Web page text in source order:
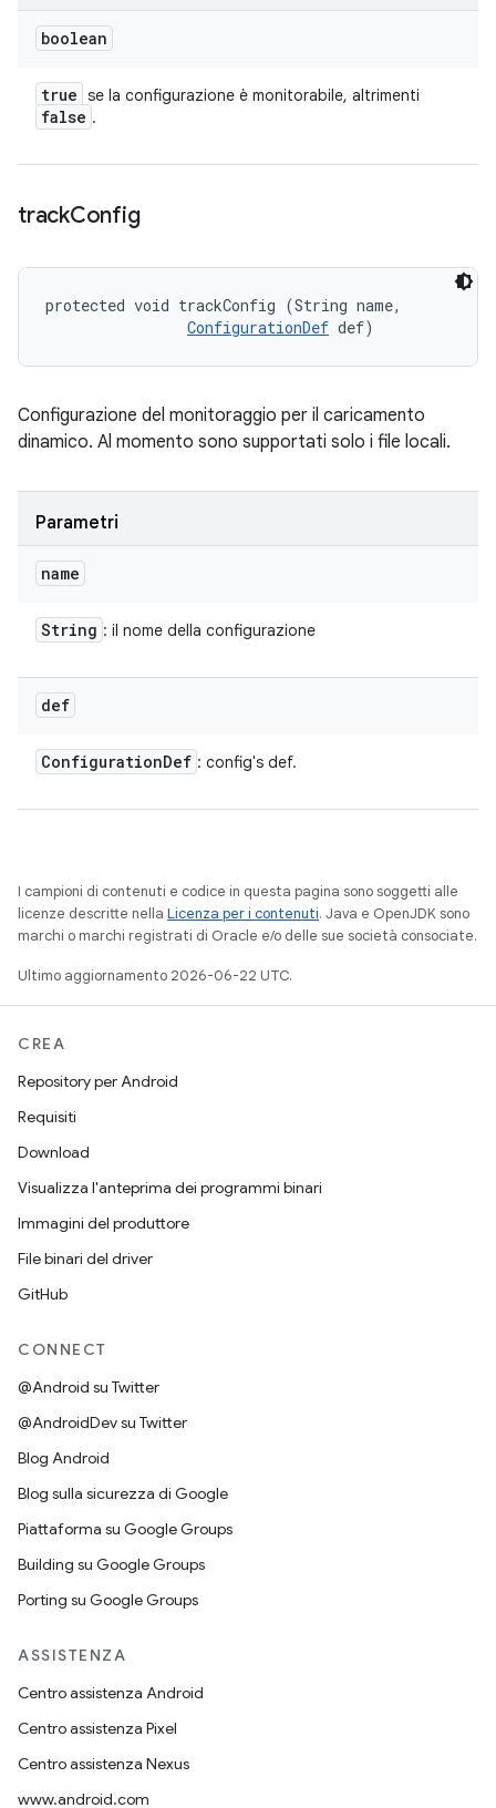
boolean
true se la configurazione è monitorabile, altrimenti
false .
trackConfig
protected void trackConfig (String name,
ConfigurationDef def)
Configurazione del monitoraggio per il caricamento
dinamico. Al momento sono supportati solo i file locali.
Parametri
name
String : il nome della configurazione
def
ConfigurationDef : config's def.
I campioni di contenuti e codice in questa pagina sono soggetti alle
licenze descritte nella Licenza per i contenuti. Java e OpenJDK sono
marchi o marchi registrati di Oracle e/o delle sue società consociate.
Ultimo aggiornamento 2026-06-22 UTC.
CREA
Repository per Android
Requisiti
Download
Visualizza l'anteprima dei programmi binari
Immagini del produttore
File binari del driver
GitHub
CONNECT
@Android su Twitter
@AndroidDev su Twitter
Blog Android
Blog sulla sicurezza di Google
Piattaforma su Google Groups
Building su Google Groups
Porting su Google Groups
ASSISTENZA
Centro assistenza Android
Centro assistenza Pixel
Centro assistenza Nexus
www.android.com